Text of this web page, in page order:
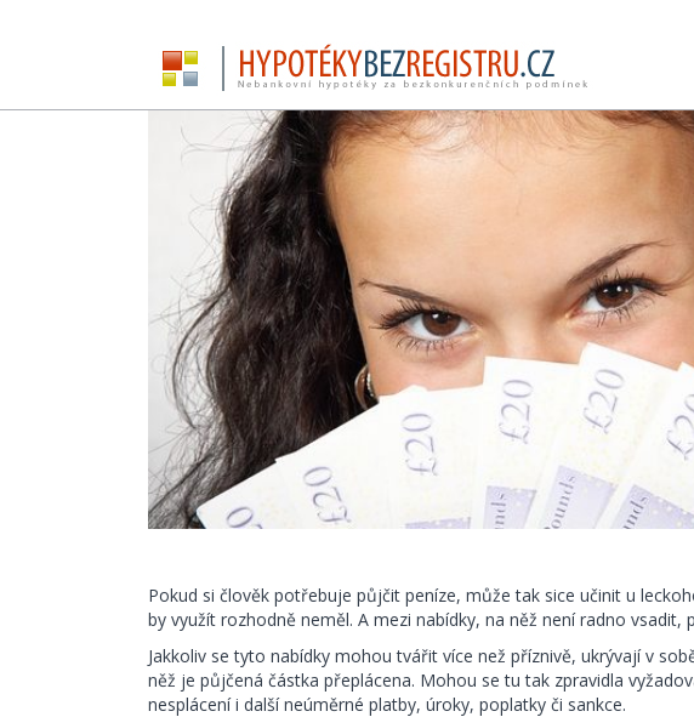
Pokud si člověk potřebuje půjčit peníze, může tak sice učinit u
by využít rozhodně neměl. A mezi nabídky, na něž není radno vsadit,
Jakkoliv se tyto nabídky mohou tvářit více než příznivě, ukrývají v
něž je půjčená částka přeplácena. Mohou se tu tak zpravidla
nesplácení i další neúměrné platby, úroky, poplatky či sankce.